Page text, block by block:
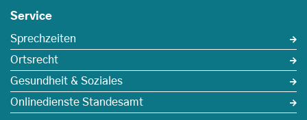
Service
Sprechzeiten
Ortsrecht
Gesundheit & Soziales
Onlinedienste Standesamt